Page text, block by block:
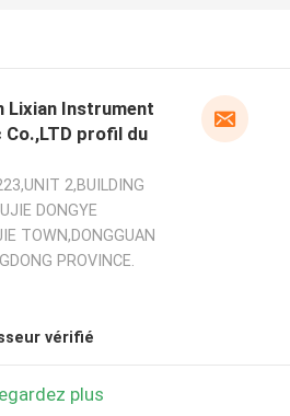
Lixian Instrument
profil du
2,BUILDING
DONGYE
TOWN,DONGGUAN
PROVINCE.
vérifié
plus